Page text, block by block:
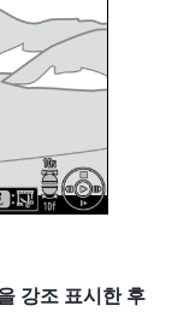
강조 표시한 후